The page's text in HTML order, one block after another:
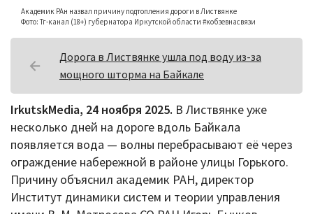
$ 82.17€ 94.84
Академик РАн назвал причину подтопления дороги в Листвянке
Фото: Тг-канал (18+) губернатора Иркутской области #кобзевнасвязи
Дорога в Листвянке ушла под воду из-за
мощного шторма на Байкале
IrkutskMedia, 24 ноября 2025. В Листвянке уже
несколько дней на дороге вдоль Байкала
появляется вода — волны перебрасывают её через
ограждение набережной в районе улицы Горького.
Причину объяснил академик РАН, директор
Институт динамики систем и теории управления